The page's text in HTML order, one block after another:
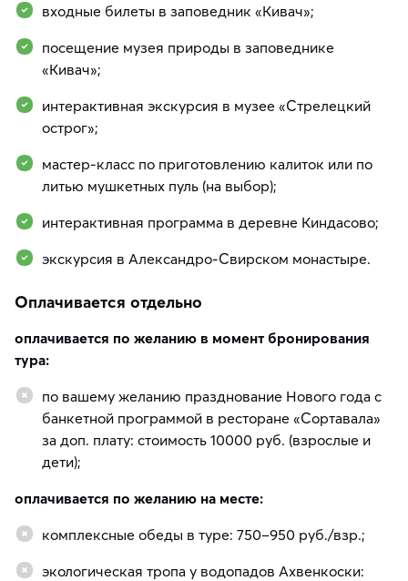
входные билеты в заповедник «Кивач»;
посещение музея природы в заповеднике
«Кивач»;
интерактивная экскурсия в музее «Стрелецкий
острог»;
мастер-класс по приготовлению калиток или по
литью мушкетных пуль (на выбор);
интерактивная программа в деревне Киндасово;
экскурсия в Александро-Свирском монастыре.
Оплачивается отдельно
оплачивается по желанию в момент бронирования
тура:
по вашему желанию празднование Нового года с
банкетной программой в ресторане «Сортавала»
за доп. плату: стоимость 10000 руб. (взрослые и
дети);
оплачивается по желанию на месте:
комплексные обеды в туре: 750–950 руб./взр.;
экологическая тропа у водопадов Ахвенкоски: